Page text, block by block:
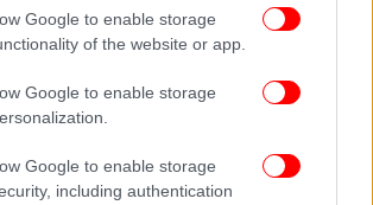
Google to enable storage
of the website or app.
Google to enable storage
Google to enable storage
including authentication
«κολοσσούς»
Κύπελλο Ελλάδας τη νέα χρονιά -Πόσες
για το Ολυμπιακός-
-Η σειρά θα τελειώσει στο ΟΑΚΑ!